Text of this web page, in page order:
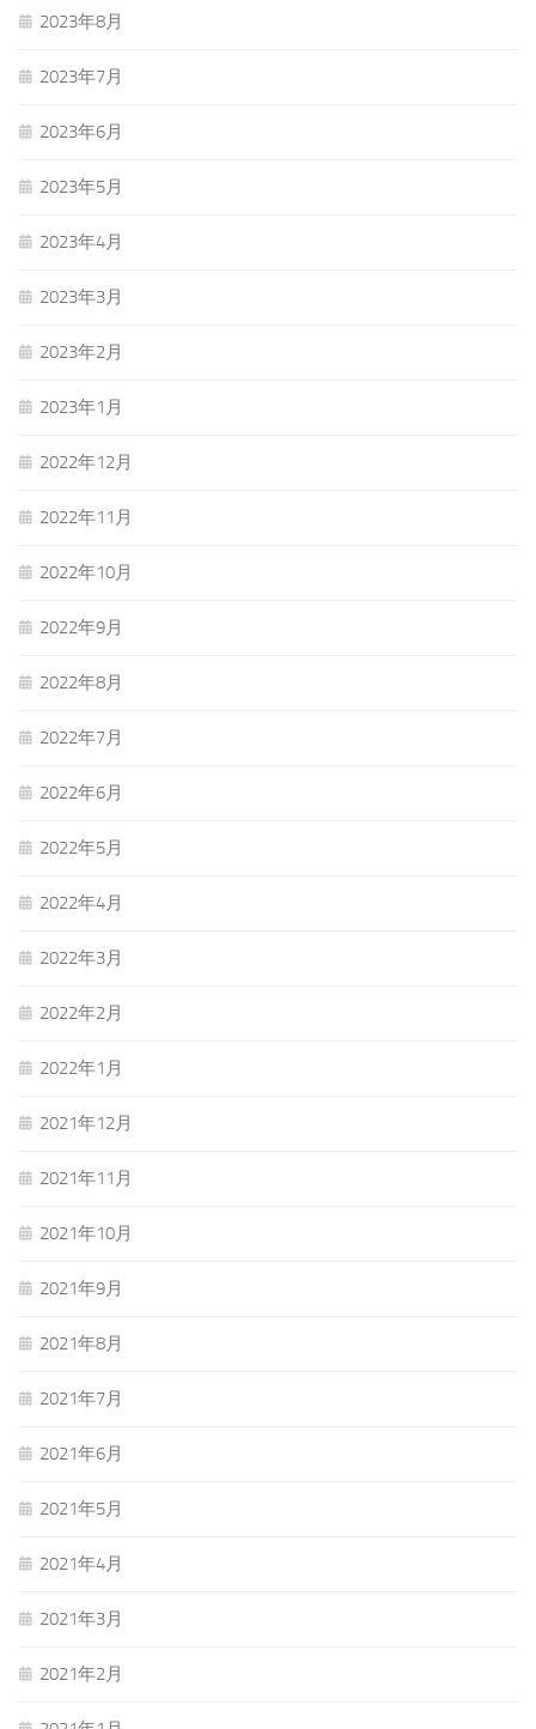
2023年8月
2023年7月
2023年6月
2023年5月
2023年4月
2023年3月
2023年2月
2023年1月
2022年12月
2022年11月
2022年10月
2022年9月
2022年8月
2022年7月
2022年6月
2022年5月
2022年4月
2022年3月
2022年2月
2022年1月
2021年12月
2021年11月
2021年10月
2021年9月
2021年8月
2021年7月
2021年6月
2021年5月
2021年4月
2021年3月
2021年2月